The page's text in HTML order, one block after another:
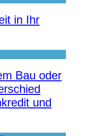
in Ihr
Bau oder
und